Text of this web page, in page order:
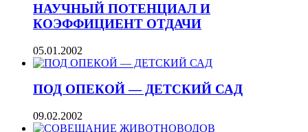
НАУЧНЫЙ ПОТЕНЦИАЛ И
КОЭФФИЦИЕНТ ОТДАЧИ
05.01.2002
ПОД ОПЕКОЙ — ДЕТСКИЙ САД
09.02.2002